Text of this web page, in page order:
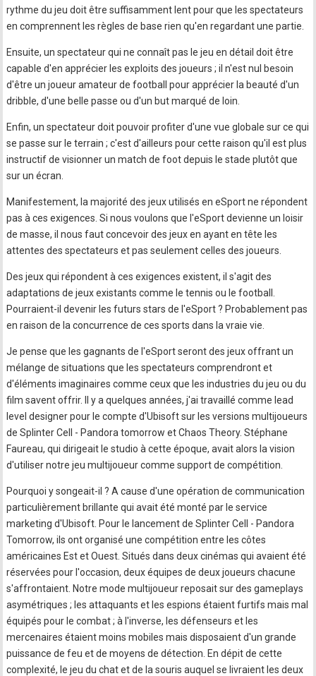
rythme du jeu doit être suffisamment lent pour que les spectateurs
en comprennent les règles de base rien qu'en regardant une partie.
Ensuite, un spectateur qui ne connaît pas le jeu en détail doit être
capable d'en apprécier les exploits des joueurs ; il n'est nul besoin
d'être un joueur amateur de football pour apprécier la beauté d'un
dribble, d'une belle passe ou d'un but marqué de loin.
Enfin, un spectateur doit pouvoir profiter d'une vue globale sur ce qui
se passe sur le terrain ; c'est d'ailleurs pour cette raison qu'il est plus
instructif de visionner un match de foot depuis le stade plutôt que
sur un écran.
Manifestement, la majorité des jeux utilisés en eSport ne répondent
pas à ces exigences. Si nous voulons que l'eSport devienne un loisir
de masse, il nous faut concevoir des jeux en ayant en tête les
attentes des spectateurs et pas seulement celles des joueurs.
Des jeux qui répondent à ces exigences existent, il s'agit des
adaptations de jeux existants comme le tennis ou le football.
Pourraient-il devenir les futurs stars de l'eSport ? Probablement pas
en raison de la concurrence de ces sports dans la vraie vie.
Je pense que les gagnants de l'eSport seront des jeux offrant un
mélange de situations que les spectateurs comprendront et
d'éléments imaginaires comme ceux que les industries du jeu ou du
film savent offrir. Il y a quelques années, j'ai travaillé comme lead
level designer pour le compte d'Ubisoft sur les versions multijoueurs
de Splinter Cell - Pandora tomorrow et Chaos Theory. Stéphane
Faureau, qui dirigeait le studio à cette époque, avait alors la vision
d'utiliser notre jeu multijoueur comme support de compétition.
Pourquoi y songeait-il ? A cause d'une opération de communication
particulièrement brillante qui avait été monté par le service
marketing d'Ubisoft. Pour le lancement de Splinter Cell - Pandora
Tomorrow, ils ont organisé une compétition entre les côtes
américaines Est et Ouest. Situés dans deux cinémas qui avaient été
réservées pour l'occasion, deux équipes de deux joueurs chacune
s'affrontaient. Notre mode multijoueur reposait sur des gameplays
asymétriques ; les attaquants et les espions étaient furtifs mais mal
équipés pour le combat ; à l'inverse, les défenseurs et les
mercenaires étaient moins mobiles mais disposaient d'un grande
puissance de feu et de moyens de détection. En dépit de cette
complexité, le jeu du chat et de la souris auquel se livraient les deux